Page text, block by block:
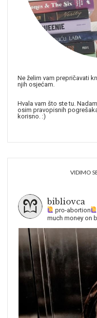
Ne želim vam prepričavati
njih osjećam.
Hvala vam što ste tu.
osim pravopisnih
korisno. :)
VIDIMO
bibliovca
pro-abortion
much money on